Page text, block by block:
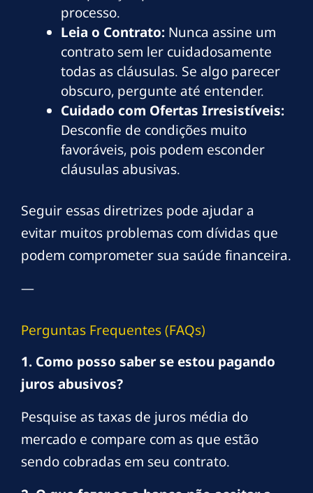
processo.
Leia o Contrato: Nunca assine um
contrato sem ler cuidadosamente
todas as cláusulas. Se algo parecer
obscuro, pergunte até entender.
Cuidado com Ofertas Irresistíveis:
Desconfie de condições muito
favoráveis, pois podem esconder
cláusulas abusivas.
Seguir essas diretrizes pode ajudar a
evitar muitos problemas com dívidas que
podem comprometer sua saúde financeira.
—
Perguntas Frequentes (FAQs)
1. Como posso saber se estou pagando
juros abusivos?
Pesquise as taxas de juros média do
mercado e compare com as que estão
sendo cobradas em seu contrato.